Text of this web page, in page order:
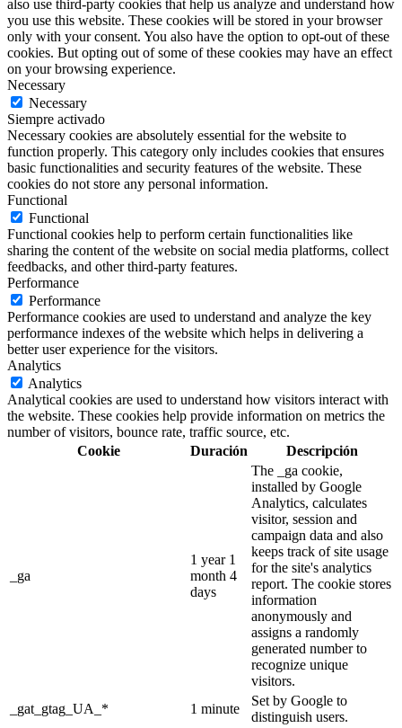
also use third-party cookies that help us analyze and understand how
you use this website. These cookies will be stored in your browser
only with your consent. You also have the option to opt-out of these
cookies. But opting out of some of these cookies may have an effect
on your browsing experience.
Necessary
Necessary
Siempre activado
Necessary cookies are absolutely essential for the website to
function properly. This category only includes cookies that ensures
basic functionalities and security features of the website. These
cookies do not store any personal information.
Functional
Functional
Functional cookies help to perform certain functionalities like
sharing the content of the website on social media platforms, collect
feedbacks, and other third-party features.
Performance
Performance
Performance cookies are used to understand and analyze the key
performance indexes of the website which helps in delivering a
better user experience for the visitors.
Analytics
Analytics
Analytical cookies are used to understand how visitors interact with
the website. These cookies help provide information on metrics the
number of visitors, bounce rate, traffic source, etc.
Cookie
Duración Descripción
_ga
1 year 1
month 4
days
The _ga cookie,
installed by Google
Analytics, calculates
visitor, session and
campaign data and also
keeps track of site usage
for the site's analytics
report. The cookie stores
information
anonymously and
assigns a randomly
generated number to
recognize unique
visitors.
_gat_gtag_UA_*
1 minute
Set by Google to
distinguish users.